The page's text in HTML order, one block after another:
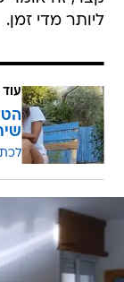
ליותר מדי זמן.
עוד